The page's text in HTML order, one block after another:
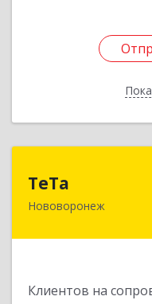
ТеТа
Нововоронеж
Клиентов на
396 073,